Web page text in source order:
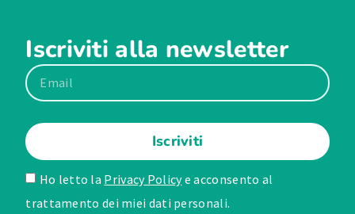
Iscriviti alla newsletter
Ho letto la Privacy Policye acconsento al
trattamento dei miei dati personali.
Iscriviti